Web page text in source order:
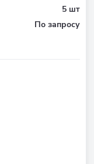
5 шт
По запросу